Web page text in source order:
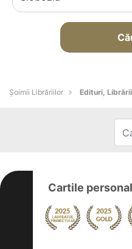
Șoimii Librăriilor Edituri,
Cartile